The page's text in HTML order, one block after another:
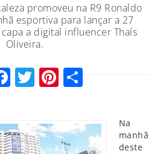
promoveu na R9 Ronaldo
esportiva para lançar a 27
a digital influencer Thaís
Oliveira.
Facebook
TwitterPinterest
Na
manhã
deste